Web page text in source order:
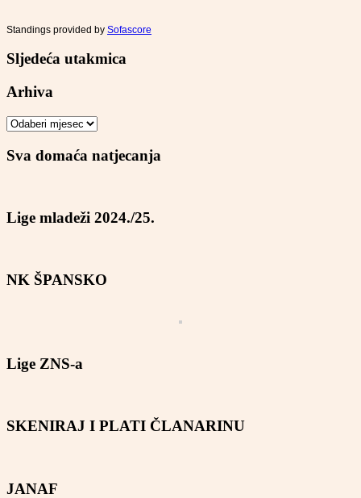
Standings provided by Sofascore
Sljedeća utakmica
Arhiva
Arhiva
Sva domaća natjecanja
Lige mladeži 2024./25.
NK ŠPANSKO
Lige ZNS-a
SKENIRAJ I PLATI ČLANARINU
JANAF